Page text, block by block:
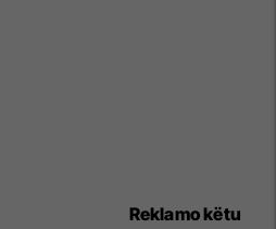
Reklamo këtu